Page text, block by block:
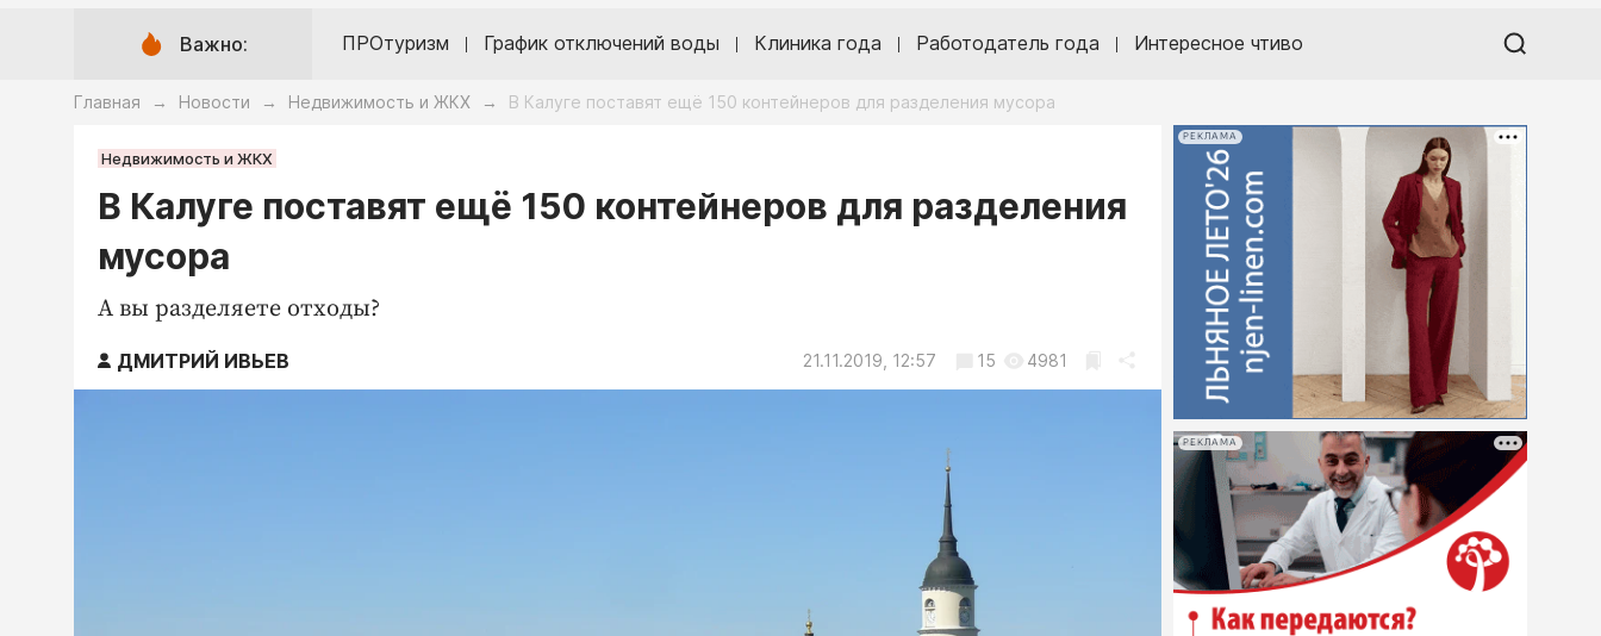
Важно: ПРОтуризм График отключений воды Клиника года Работодатель года Интересное чтиво
Главная → Новости → Недвижимость и ЖКХ → В Калуге поставят ещё 150 контейнеров для разделения мусора
Недвижимость и ЖКХ
В Калуге поставят ещё 150 контейнеров для разделения
мусора
А вы разделяете отходы?
ДМИТРИЙ ИВЬЕВ 21.11.2019, 12:57 15 4981
РЕКЛАМА
РЕКЛАМА